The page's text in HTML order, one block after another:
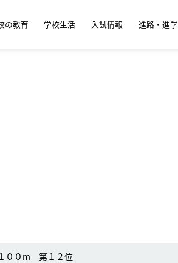
の教育 学校生活 入試情報 進路・進学
００m 第１２位